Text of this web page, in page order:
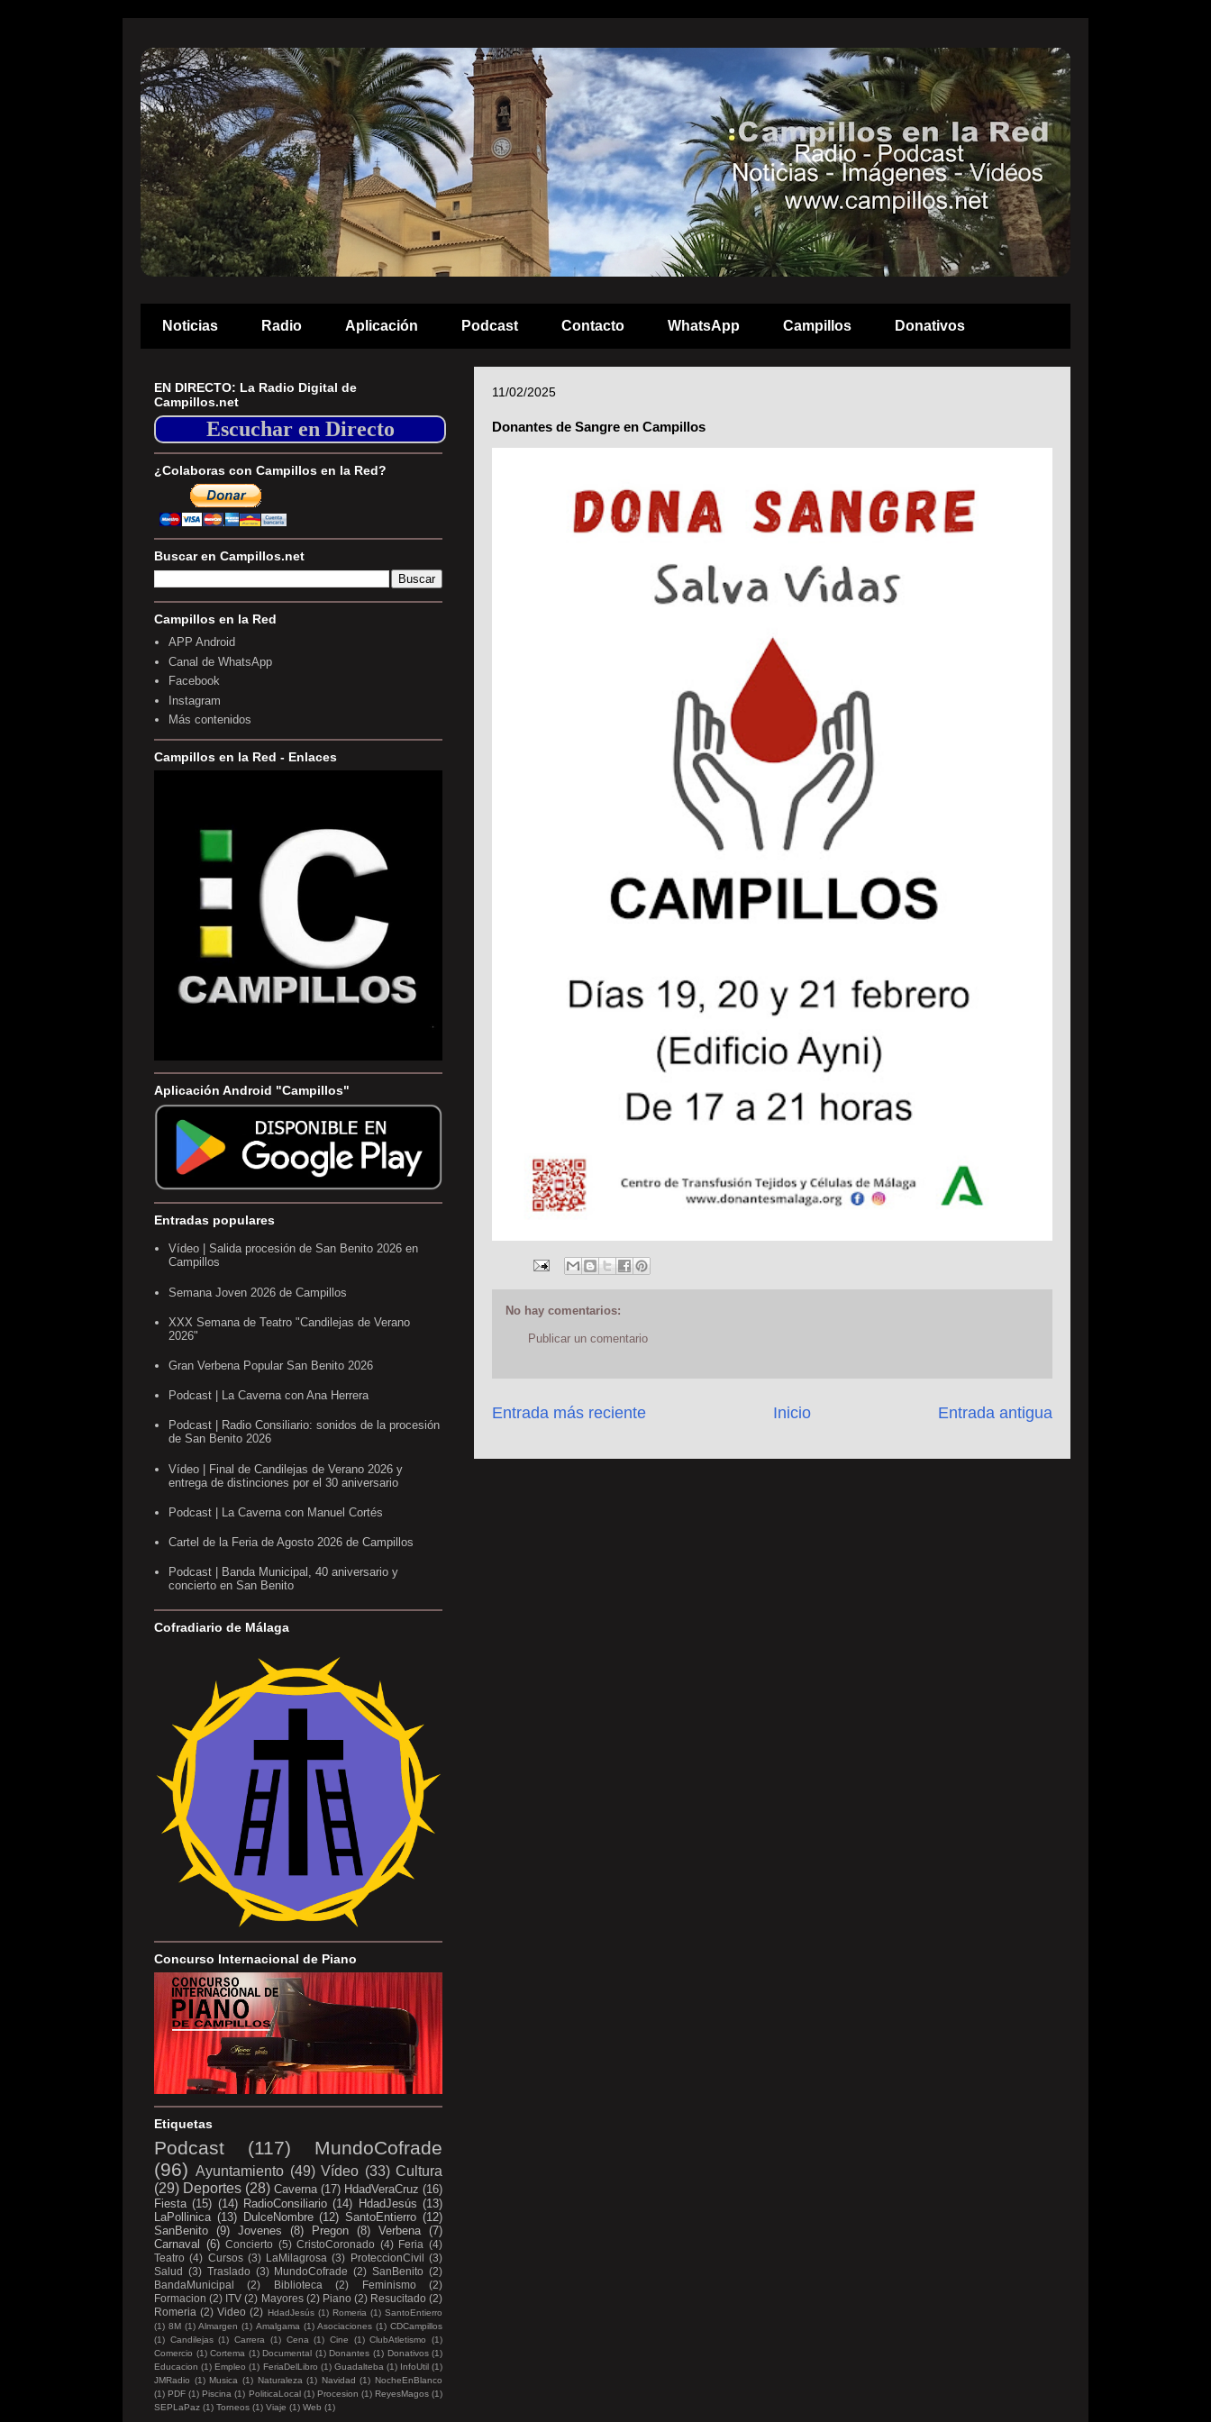
Noticias Radio Aplicación Podcast Contacto WhatsApp Campillos Donativos
11/02/2025
Donantes de Sangre en Campillos
No hay comentarios:
Publicar un comentario
Entrada más reciente Entrada antigua
Inicio
EN DIRECTO: La Radio Digital de
Campillos.net
Escuchar en Directo
¿Colaboras con Campillos en la Red?
Buscar en Campillos.net
Campillos en la Red
APP Android
Canal de WhatsApp
Facebook
Instagram
Más contenidos
Campillos en la Red - Enlaces
Aplicación Android "Campillos"
Entradas populares
Vídeo | Salida procesión de San Benito 2026 en
Campillos
Semana Joven 2026 de Campillos
XXX Semana de Teatro "Candilejas de Verano
2026"
Gran Verbena Popular San Benito 2026
Podcast | La Caverna con Ana Herrera
Podcast | Radio Consiliario: sonidos de la procesión
de San Benito 2026
Vídeo | Final de Candilejas de Verano 2026 y
entrega de distinciones por el 30 aniversario
Podcast | La Caverna con Manuel Cortés
Cartel de la Feria de Agosto 2026 de Campillos
Podcast | Banda Municipal, 40 aniversario y
concierto en San Benito
Cofradiario de Málaga
Concurso Internacional de Piano
Etiquetas
Podcast (117)
MundoCofrade
(96) Ayuntamiento (49) Vídeo (33) Cultura
(29) Deportes (28) Caverna (17) HdadVeraCruz (16)
Fiesta (15) (14) RadioConsiliario (14) HdadJesús (13)
LaPollinica (13) DulceNombre (12) SantoEntierro (12)
SanBenito (9) Jovenes (8) Pregon (8) Verbena (7)
Carnaval (6) Concierto (5) CristoCoronado (4) Feria (4)
Teatro (4) Cursos (3) LaMilagrosa (3) ProteccionCivil (3)
Salud (3) Traslado (3) MundoCofrade (2) SanBenito (2)
BandaMunicipal
(2) Biblioteca (2) Feminismo
(2)
Formacion (2) ITV (2) Mayores (2) Piano (2) Resucitado (2)
Romeria (2) Video (2) HdadJesús (1) Romeria (1) SantoEntierro
(1) 8M (1) Almargen (1) Amalgama (1) Asociaciones (1) CDCampillos
(1) Candilejas (1) Carrera (1) Cena (1) Cine (1) ClubAtletismo
(1)
Comercio (1) Cortema (1) Documental (1) Donantes (1) Donativos (1)
Educacion (1) Empleo (1) FeriaDelLibro (1) Guadalteba (1) InfoUtil (1)
JMRadio (1) Musica (1) Naturaleza (1) Navidad (1) NocheEnBlanco
(1) PDF (1) Piscina (1) PoliticaLocal (1) Procesion (1) ReyesMagos (1)
SEPLaPaz (1) Torneos (1) Viaje (1) Web (1)